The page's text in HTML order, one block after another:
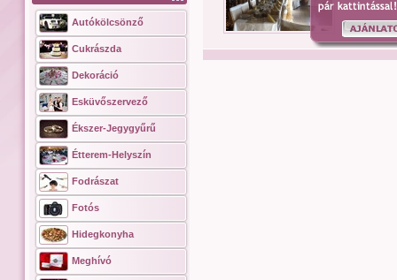
Autókölcsönző
Cukrászda
Dekoráció
Esküvőszervező
Ékszer-Jegygyűrű
Étterem-Helyszín
Fodrászat
Fotós
Hidegkonyha
Meghívó